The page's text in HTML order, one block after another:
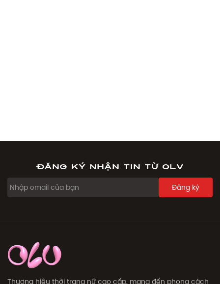
Đăng ký nhận tin từ OLV
Đăng ký
Thương hiệu thời trang nữ cao cấp, mang đến phong cách